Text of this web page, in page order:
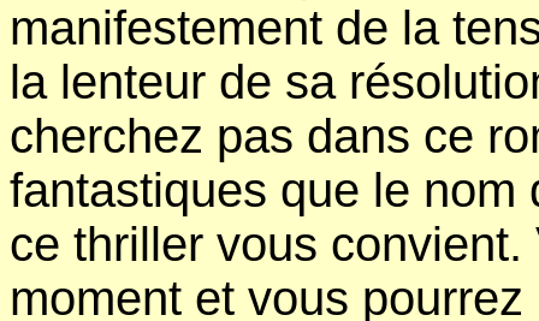
manifestement de la
la lenteur de sa
cherchez pas dans ce
fantastiques que le nom
ce thriller vous
moment et vous